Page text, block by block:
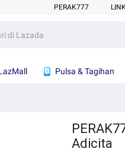
PERAK777
Pulsa & Tagihan
Adicita